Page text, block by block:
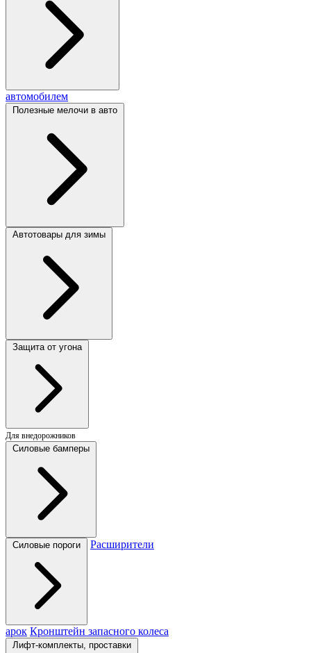
автомобилем
Полезные мелочи в авто
Автотовары для зимы
Защита от угона
Для внедорожников
Силовые бамперы
Силовые пороги Расширители
арок Кронштейн запасного колеса
Лифт-комплекты, проставки